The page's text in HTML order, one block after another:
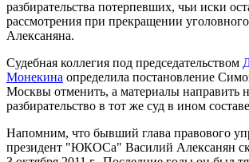
разбирательства потерпевших, чьи иски
рассмотрения при прекращении
Алексаняна.
Судебная коллегия под председательством
Монекина определила постановление
Москвы отменить, а материалы направить
разбирательство в тот же суд в ином
Напомним, что бывший глава правового
президент "ЮКОСа" Василий Алексанян